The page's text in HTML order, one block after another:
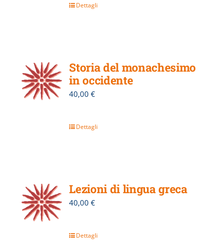
Dettagli
Storia del monachesimo
in occidente
40,00€
Dettagli
Lezioni di lingua greca
40,00€
Dettagli